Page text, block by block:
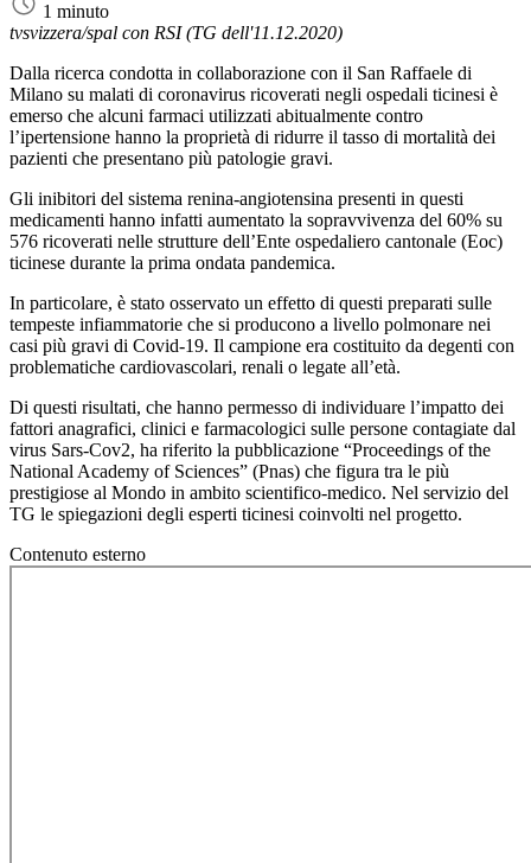
1 minuto
tvsvizzera/spal con RSI (TG dell'11.12.2020)
Dalla ricerca condotta in collaborazione con il San Raffaele di
Milano su malati di coronavirus ricoverati negli ospedali ticinesi è
emerso che alcuni farmaci utilizzati abitualmente contro
l’ipertensione hanno la proprietà di ridurre il tasso di mortalità dei
pazienti che presentano più patologie gravi.
Gli inibitori del sistema renina-angiotensina presenti in questi
medicamenti hanno infatti aumentato la sopravvivenza del 60% su
576 ricoverati nelle strutture dell’Ente ospedaliero cantonale (Eoc)
ticinese durante la prima ondata pandemica.
In particolare, è stato osservato un effetto di questi preparati sulle
tempeste infiammatorie che si producono a livello polmonare nei
casi più gravi di Covid-19. Il campione era costituito da degenti con
problematiche cardiovascolari, renali o legate all’età.
Di questi risultati, che hanno permesso di individuare l’impatto dei
fattori anagrafici, clinici e farmacologici sulle persone contagiate dal
virus Sars-Cov2, ha riferito la pubblicazione “Proceedings of the
National Academy of Sciences” (Pnas) che figura tra le più
prestigiose al Mondo in ambito scientifico-medico. Nel servizio del
TG le spiegazioni degli esperti ticinesi coinvolti nel progetto.
Contenuto esterno